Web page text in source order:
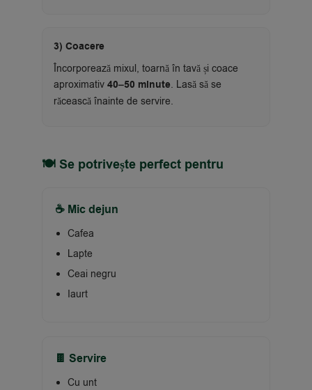
3) Coacere
Încorporează mixul, toarnă în tavă și coace
aproximativ 40–50 minute. Lasă să se
răcească înainte de servire.
🍽 Se potrivește perfect pentru
☕ Mic dejun
Cafea
Lapte
Ceai negru
Iaurt
🍫 Servire
Cu unt